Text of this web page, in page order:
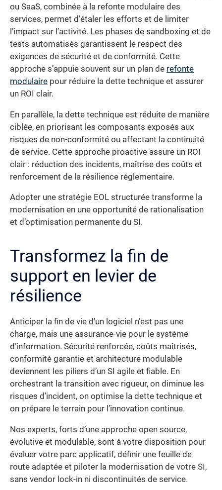
ou SaaS, combinée à la refonte modulaire des
services, permet d’étaler les efforts et de limiter
l’impact sur l’activité. Les phases de sandboxing et de
tests automatisés garantissent le respect des
exigences de sécurité et de conformité. Cette
approche s’appuie souvent sur un plan de refonte
modulaire pour réduire la dette technique et assurer
un ROI clair.
En parallèle, la dette technique est réduite de manière
ciblée, en priorisant les composants exposés aux
risques de non-conformité ou affectant la continuité
de service. Cette approche proactive assure un ROI
clair : réduction des incidents, maîtrise des coûts et
renforcement de la résilience réglementaire.
Adopter une stratégie EOL structurée transforme la
modernisation en une opportunité de rationalisation
et d’optimisation permanente du SI.
Transformez la fin de
support en levier de
résilience
Anticiper la fin de vie d’un logiciel n’est pas une
charge, mais une assurance-vie pour le système
d’information. Sécurité renforcée, coûts maîtrisés,
conformité garantie et architecture modulable
deviennent les piliers d’un SI agile et fiable. En
orchestrant la transition avec rigueur, on diminue les
risques d’incident, on optimise la dette technique et
on prépare le terrain pour l’innovation continue.
Nos experts, forts d’une approche open source,
évolutive et modulable, sont à votre disposition pour
évaluer votre parc applicatif, définir une feuille de
route adaptée et piloter la modernisation de votre SI,
sans vendor lock-in ni discontinuités de service.